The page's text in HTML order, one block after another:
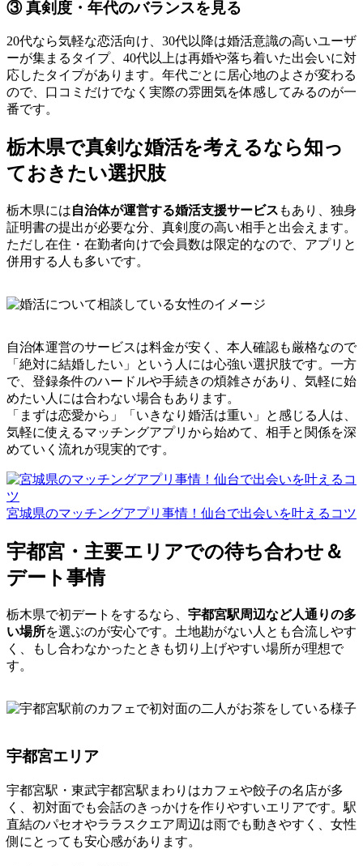
③ 真剣度・年代のバランスを見る
20代なら気軽な恋活向け、30代以降は婚活意識の高いユーザ
ーが集まるタイプ、40代以上は再婚や落ち着いた出会いに対
応したタイプがあります。年代ごとに居心地のよさが変わる
ので、口コミだけでなく実際の雰囲気を体感してみるのが一
番です。
栃木県で真剣な婚活を考えるなら知っ
ておきたい選択肢
栃木県には自治体が運営する婚活支援サービス もあり、独身
証明書の提出が必要な分、真剣度の高い相手と出会えます。
ただし在住・在勤者向けで会員数は限定的なので、アプリと
併用する人も多いです。
自治体運営のサービスは料金が安く、本人確認も厳格なので
「絶対に結婚したい」という人には心強い選択肢です。一方
で、登録条件のハードルや手続きの煩雑さがあり、気軽に始
めたい人には合わない場合もあります。
「まずは恋愛から」「いきなり婚活は重い」と感じる人は、
気軽に使えるマッチングアプリから始めて、相手と関係を深
めていく流れが現実的です。
宮城県のマッチングアプリ事情！仙台で出会いを叶えるコツ
宇都宮・主要エリアでの待ち合わせ＆
デート事情
栃木県で初デートをするなら、 宇都宮駅周辺など人通りの多
い場所を選ぶのが安心です。土地勘がない人とも合流しやす
く、もし合わなかったときも切り上げやすい場所が理想で
す。
宇都宮エリア
宇都宮駅・東武宇都宮駅まわりはカフェや餃子の名店が多
く、初対面でも会話のきっかけを作りやすいエリアです。駅
直結のパセオやララスクエア周辺は雨でも動きやすく、女性
側にとっても安心感があります。